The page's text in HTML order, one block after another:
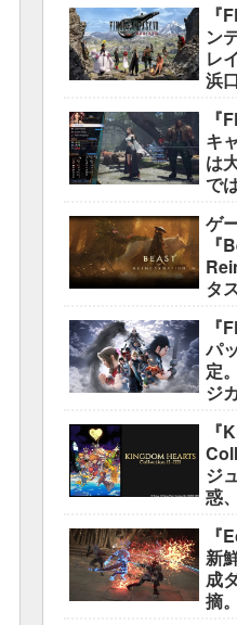
『
ン
レ
浜
『
キ
は
で
説
ゲ
『
タ
き
『
パ
定
ジ
『
ジ
惑
ス
『
新
成
摘